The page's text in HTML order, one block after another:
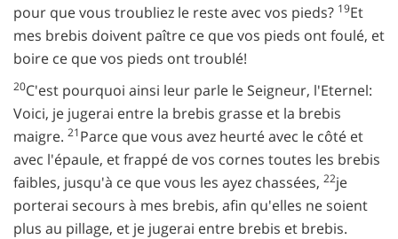
pour que vous troubliez le reste avec vos pieds? 19Et
mes brebis doivent paître ce que vos pieds ont foulé, et
boire ce que vos pieds ont troublé!
20C'est pourquoi ainsi leur parle le Seigneur, l'Eternel:
Voici, je jugerai entre la brebis grasse et la brebis
maigre. 21Parce que vous avez heurté avec le côté et
avec l'épaule, et frappé de vos cornes toutes les brebis
faibles, jusqu'à ce que vous les ayez chassées, 22je
porterai secours à mes brebis, afin qu'elles ne soient
plus au pillage, et je jugerai entre brebis et brebis.